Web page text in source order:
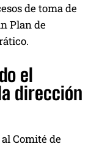
de toma de
Plan de
el
dirección
Comité de